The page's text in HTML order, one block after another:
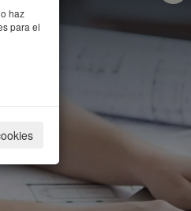
haz
para el